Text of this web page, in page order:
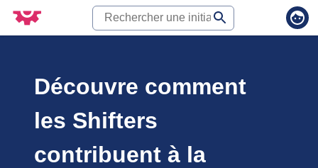
Découvre comment
les Shifters
contribuent à la